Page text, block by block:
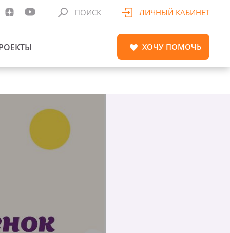
ПОИСК ЛИЧНЫЙ КАБИНЕТ
ХОЧУ ПОМОЧЬ